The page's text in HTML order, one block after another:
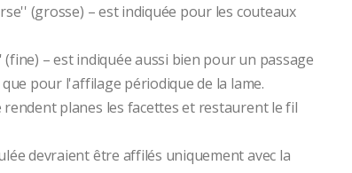
(grosse) – est indiquée pour les couteaux
(fine) – est indiquée aussi bien pour un passage
pour l'affilage périodique de la lame.
rendent planes les facettes et restaurent le fil
devraient être affilés uniquement avec la